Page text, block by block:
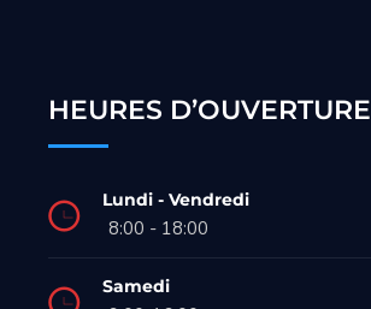
HEURES D’OUVERTURE
Lundi - Vendredi
8:00 - 18:00
Samedi